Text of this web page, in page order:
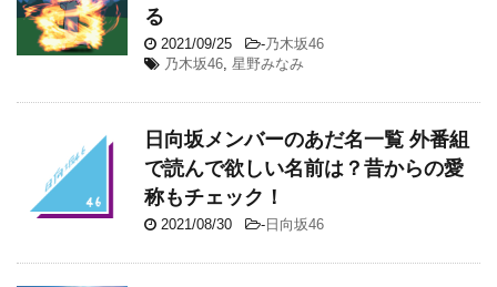
る
2021/09/25 -乃木坂46
乃木坂46 星野みなみ
日向坂メンバーのあだ名一覧 外番組
で読んで欲しい名前は？昔からの愛
称もチェック！
2021/08/30 -日向坂46